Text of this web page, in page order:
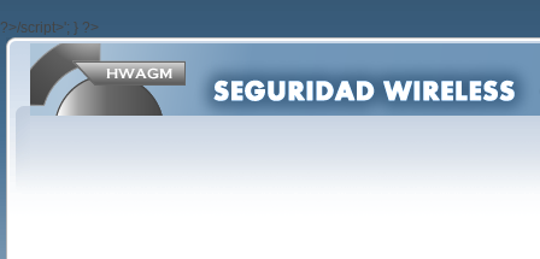
?>/script>'; } ?>